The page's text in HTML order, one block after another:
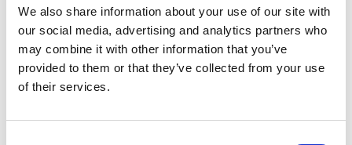
We also share information about your use of our site with
our social media, advertising and analytics partners who
may combine it with other information that you’ve
provided to them or that they’ve collected from your use
of their services.
Quel pour…